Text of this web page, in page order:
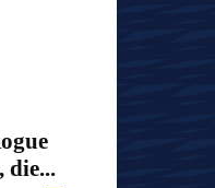
die...